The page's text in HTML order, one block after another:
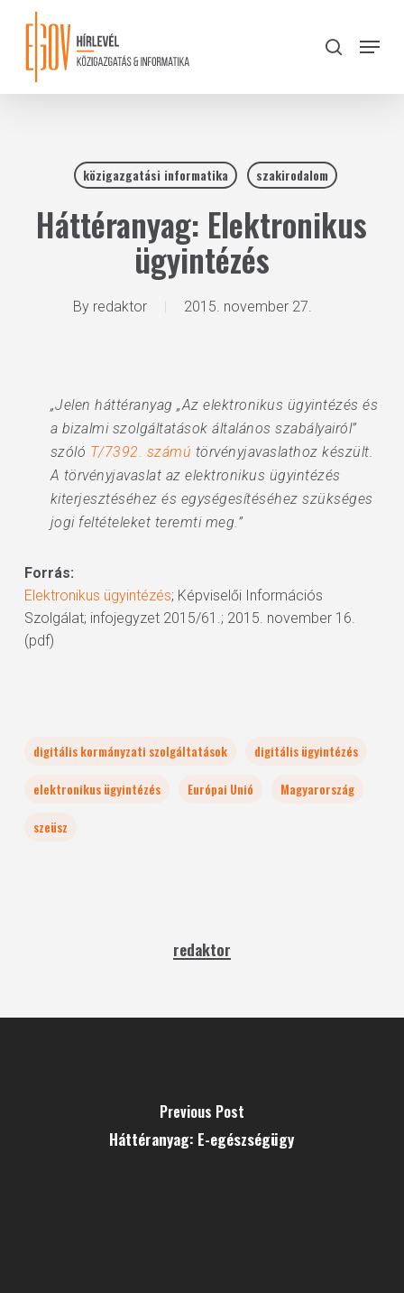
content
search
Menu
közigazgatási informatika szakirodalom
Háttéranyag: Elektronikus
ügyintézés
By redaktor 2015. november 27.
„Jelen háttéranyag „Az elektronikus ügyintézés és
a bizalmi szolgáltatások általános szabályairól”
szóló T/7392. számú törvényjavaslathoz készült.
A törvényjavaslat az elektronikus ügyintézés
kiterjesztéséhez és egységesítéséhez szükséges
jogi feltételeket teremti meg.”
Forrás:
Elektronikus ügyintézés; Képviselői Információs
Szolgálat; infojegyzet 2015/61.; 2015. november 16.
(pdf)
digitális kormányzati szolgáltatások
digitális ügyintézés
elektronikus ügyintézés
Európai Unió
Magyarország
szeüsz
redaktor
Previous Post
Háttéranyag: E-egészségügy
Close